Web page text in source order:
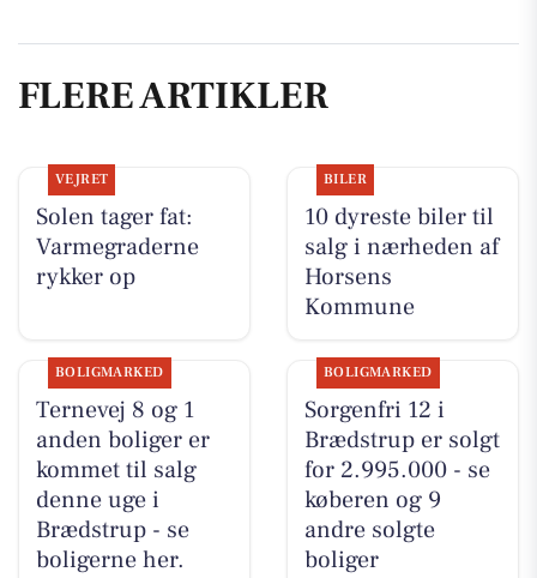
FLERE ARTIKLER
VEJRET
Solen tager fat:
Varmegraderne
rykker op
BILER
10 dyreste biler til
salg i nærheden af
Horsens
Kommune
BOLIGMARKED
Ternevej 8 og 1
anden boliger er
kommet til salg
denne uge i
Brædstrup - se
boligerne her.
BOLIGMARKED
Sorgenfri 12 i
Brædstrup er solgt
for 2.995.000 - se
køberen og 9
andre solgte
boliger